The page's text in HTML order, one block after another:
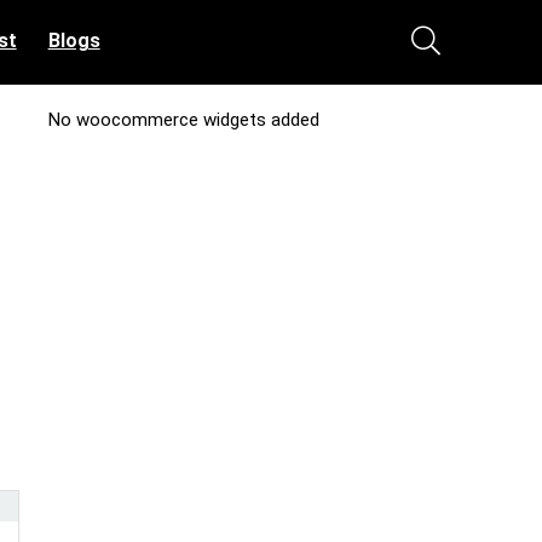
Blogs
No woocommerce widgets added